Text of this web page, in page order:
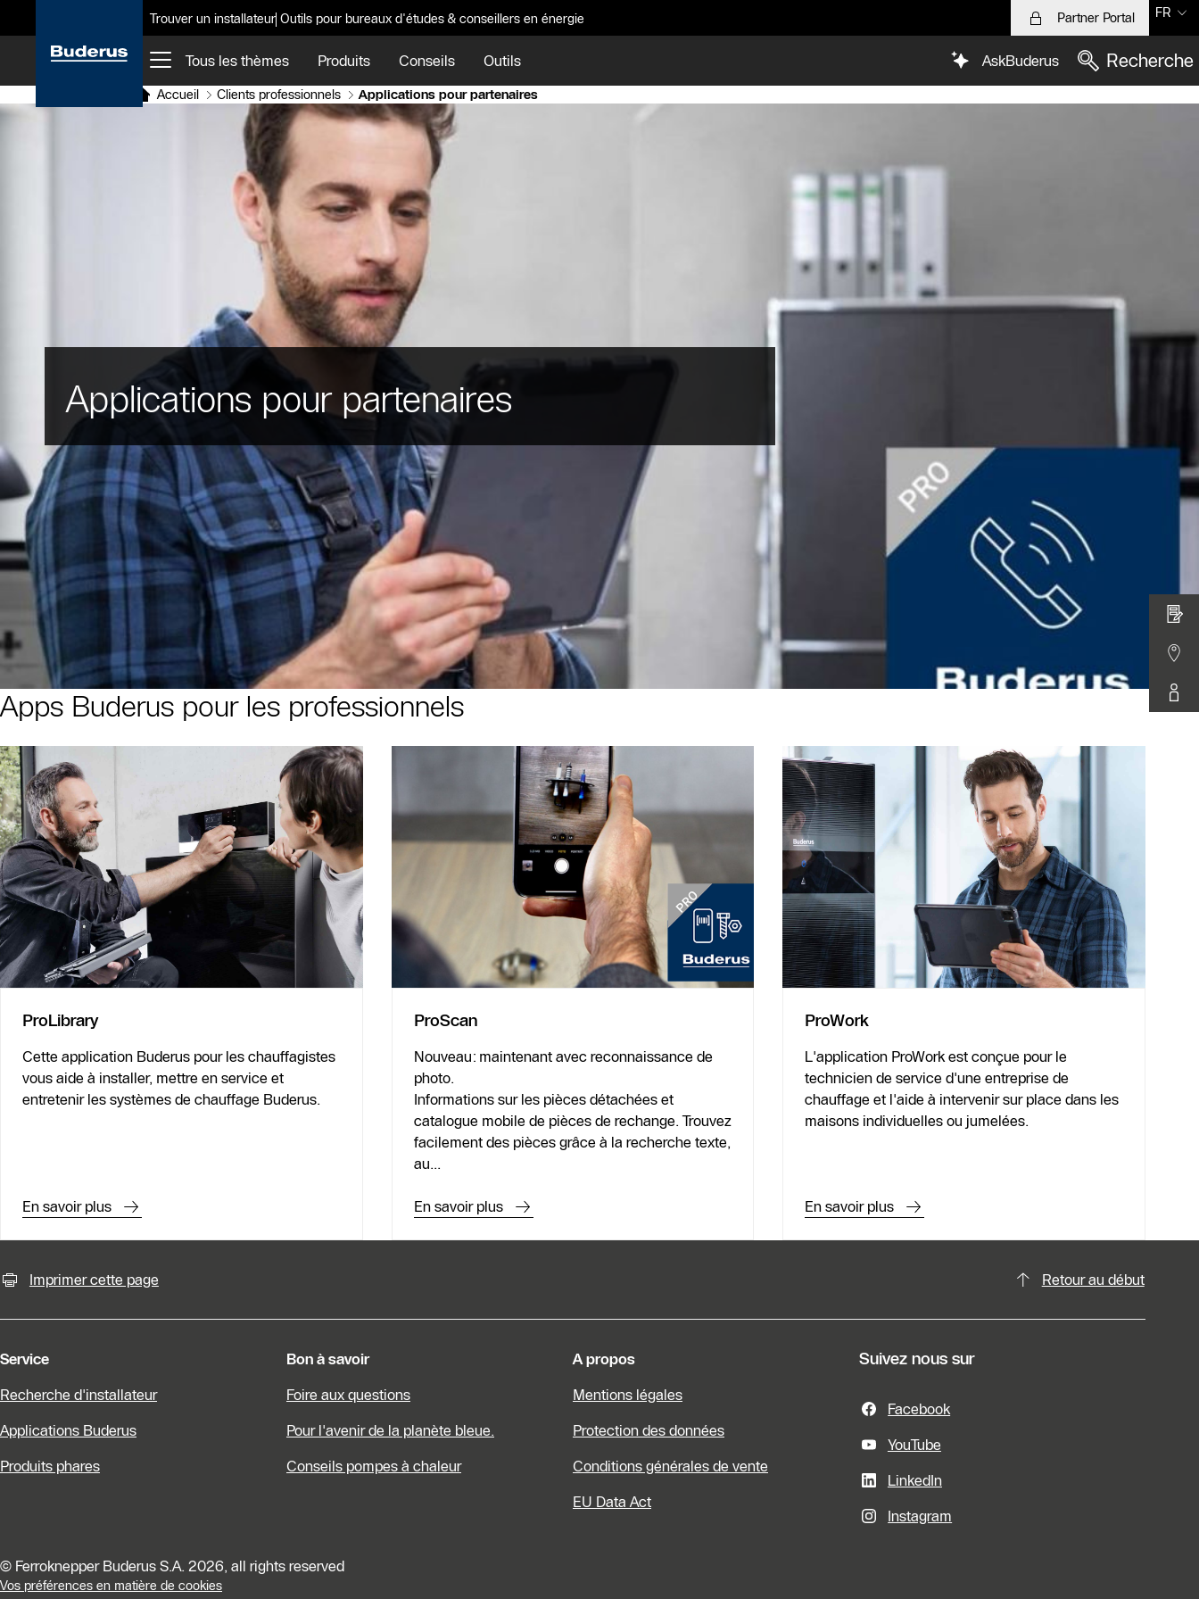
Trouver un installateur Outils pour bureaux d'études & conseillers en énergie Partner Portal FR
Tous les thèmes Produits Conseils Outils AskBuderus Recherche
Accueil Clients professionnels Applications pour partenaires
Applications pour partenaires
Apps Buderus pour les professionnels
ProLibrary
Cette application Buderus pour les chauffagistes
vous aide à installer, mettre en service et
entretenir les systèmes de chauffage Buderus.
En savoir plus
ProScan
Nouveau: maintenant avec reconnaissance de
photo.
Informations sur les pièces détachées et
catalogue mobile de pièces de rechange. Trouvez
facilement des pièces grâce à la recherche texte,
au...
En savoir plus
ProWork
L'application ProWork est conçue pour le
technicien de service d'une entreprise de
chauffage et l'aide à intervenir sur place dans les
maisons individuelles ou jumelées.
En savoir plus
Imprimer cette page Retour au début
Service
Recherche d'installateur
Applications Buderus
Produits phares
Bon à savoir
Foire aux questions
Pour l'avenir de la planète bleue.
Conseils pompes à chaleur
A propos
Mentions légales
Protection des données
Conditions générales de vente
EU Data Act
Suivez nous sur
Facebook
YouTube
LinkedIn
Instagram
© Ferroknepper Buderus S.A. 2026, all rights reserved
Vos préférences en matière de cookies